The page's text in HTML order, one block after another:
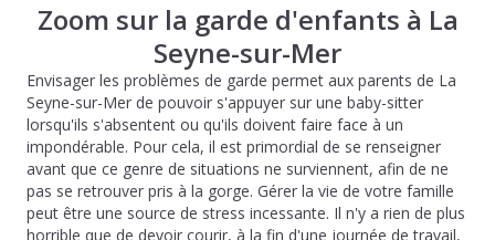
Zoom sur la garde d'enfants à La
Seyne-sur-Mer
Envisager les problèmes de garde permet aux parents de La
Seyne-sur-Mer de pouvoir s'appuyer sur une baby-sitter
lorsqu'ils s'absentent ou qu'ils doivent faire face à un
impondérable. Pour cela, il est primordial de se renseigner
avant que ce genre de situations ne surviennent, afin de ne
pas se retrouver pris à la gorge. Gérer la vie de votre famille
peut être une source de stress incessante. Il n'y a rien de plus
horrible que de devoir courir, à la fin d'une journée de travail,